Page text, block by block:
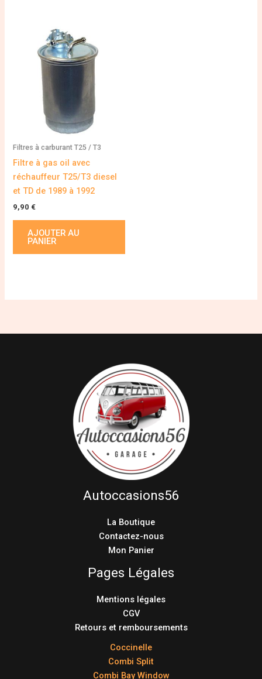
Filtres à carburant T25 / T3
Filtre à gas oil avec
réchauffeur T25/T3 diesel
et TD de 1989 à 1992
9,90 €
AJOUTER AU
PANIER
Autoccasions56
La Boutique
Contactez-nous
Mon Panier
Pages Légales
Mentions légales
CGV
Retours et remboursements
Coccinelle
Combi Split
Combi Bay Window